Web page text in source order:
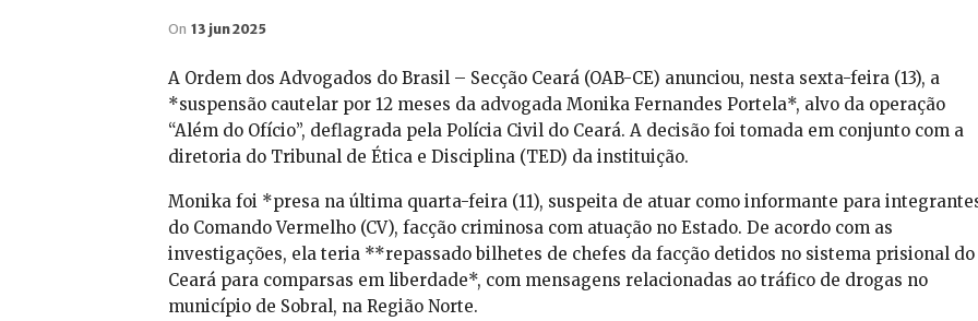
On 13 jun 2025
A Ordem dos Advogados do Brasil – Secção Ceará (OAB-CE) anunciou, nesta sexta-feira (13), a
*suspensão cautelar por 12 meses da advogada Monika Fernandes Portela*, alvo da operação
“Além do Ofício”, deflagrada pela Polícia Civil do Ceará. A decisão foi tomada em conjunto com a
diretoria do Tribunal de Ética e Disciplina (TED) da instituição.
Monika foi *presa na última quarta-feira (11), suspeita de atuar como informante para
do Comando Vermelho (CV), facção criminosa com atuação no Estado. De acordo com as
investigações, ela teria **repassado bilhetes de chefes da facção detidos no sistema prisional do
Ceará para comparsas em liberdade*, com mensagens relacionadas ao tráfico de drogas no
município de Sobral, na Região Norte.